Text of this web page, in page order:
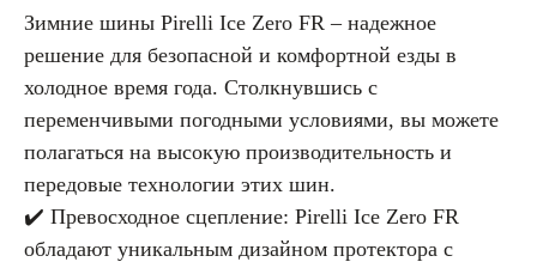
Зимние шины Pirelli Ice Zero FR – надежное
решение для безопасной и комфортной езды в
холодное время года. Столкнувшись с
переменчивыми погодными условиями, вы можете
полагаться на высокую производительность и
передовые технологии этих шин.
✔️ Превосходное сцепление: Pirelli Ice Zero FR
обладают уникальным дизайном протектора с